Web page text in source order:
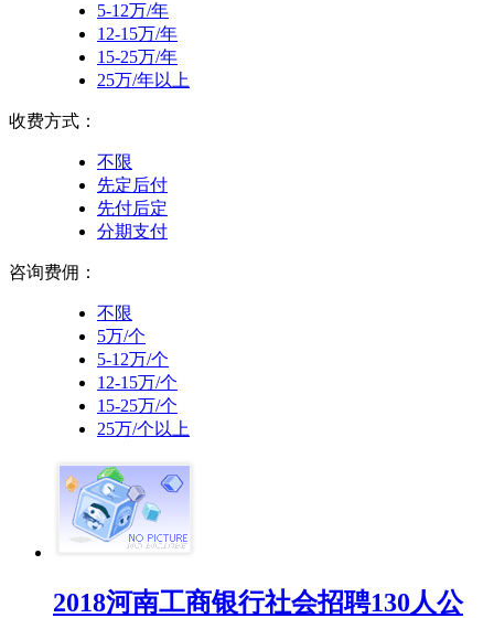
5-12万/年
12-15万/年
15-25万/年
25万/年以上
收费方式：
不限
先定后付
先付后定
分期支付
咨询费佣：
不限
5万/个
5-12万/个
12-15万/个
15-25万/个
25万/个以上
2018河南工商银行社会招聘130人公